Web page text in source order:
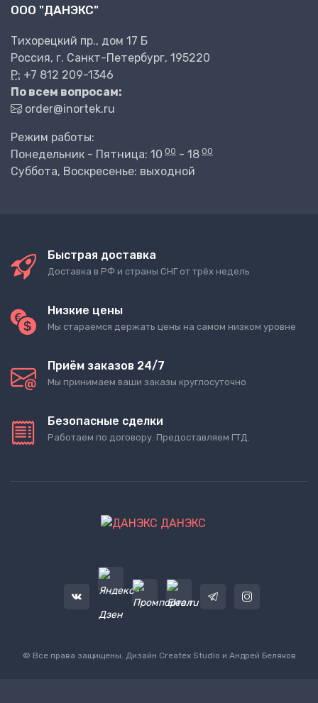
ООО "ДАНЭКС"
Тихорецкий пр., дом 17 Б
Россия, г. Санкт-Петербург, 195220
P: +7 812 209-1346
По всем вопросам:
order@inortek.ru
Режим работы:
Понедельник - Пятница: 10 00 - 18 00
Суббота, Воскресенье: выходной
Быстрая доставка
Доставка в РФ и страны СНГ от трёх недель
Низкие цены
Мы стараемся держать цены на самом низком уровне
Приём заказов 24/7
Мы принимаем ваши заказы круглосуточно
Безопасные сделки
Работаем по договору. Предоставляем ГТД.
ДАНЭКС
© Все права защищены. Дизайн Createx Studio и Андрей Беляков